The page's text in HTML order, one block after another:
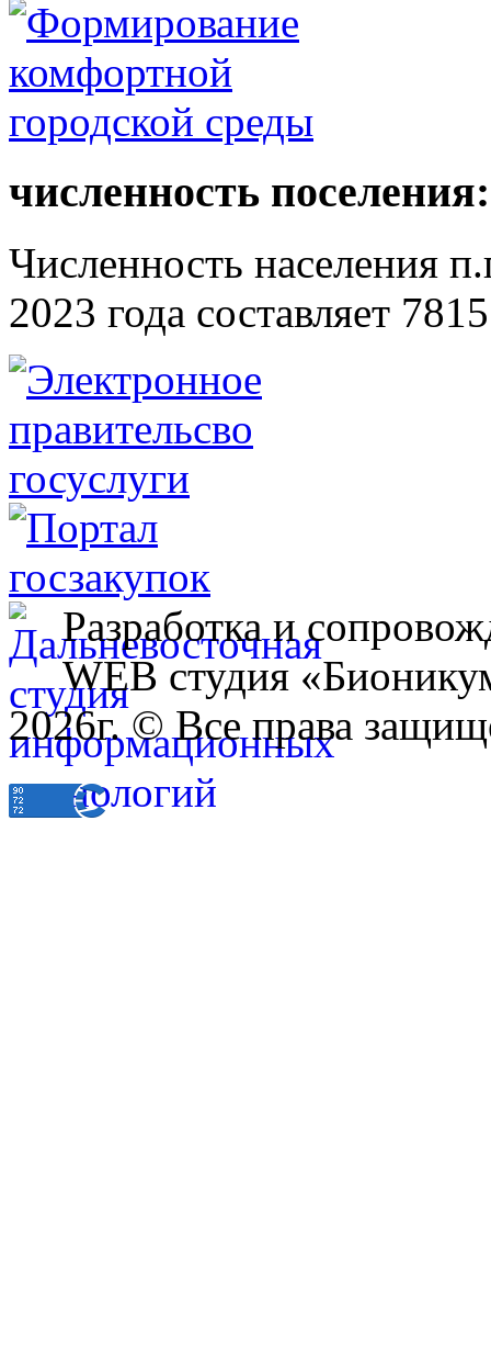
численность поселения:
Численность населения
2023 года составляет
Разработка и
WEB студия
2026г. © Все права